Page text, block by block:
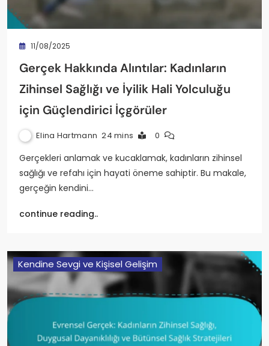
11/08/2025
Gerçek Hakkında Alıntılar: Kadınların
Zihinsel Sağlığı ve İyilik Hali Yolculuğu
için Güçlendirici İçgörüler
Elina Hartmann 24 mins 0
Gerçekleri anlamak ve kucaklamak, kadınların zihinsel
sağlığı ve refahı için hayati öneme sahiptir. Bu makale,
gerçeğin kendini…
continue reading..
Kendine Sevgi ve Kişisel Gelişim